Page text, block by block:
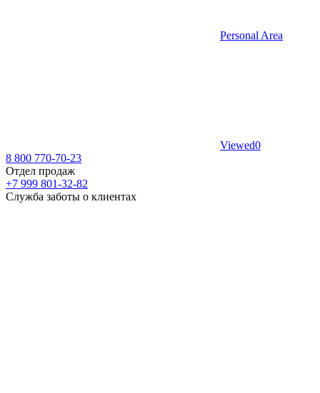
Personal Area
Viewed0
8 800 770-70-23
Отдел продаж
+7 999 801-32-82
Служба заботы о клиентах